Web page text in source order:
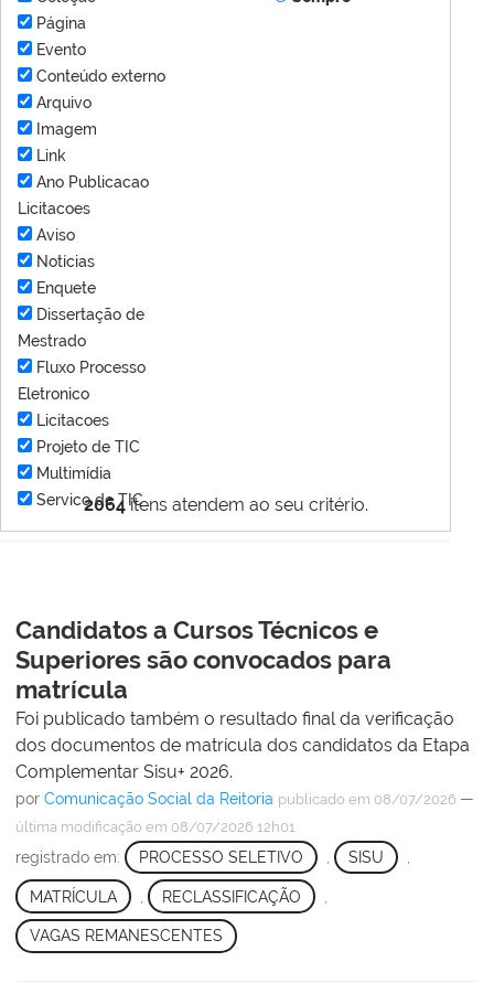
2064itens atendem ao seu critério.
Página
Evento
Conteúdo externo
Arquivo
Imagem
Link
Ano Publicacao
Licitacoes
Aviso
Notícias
Enquete
Dissertação de
Mestrado
Fluxo Processo
Eletronico
Licitacoes
Projeto de TIC
Multimídia
Servico de TIC
Candidatos a Cursos Técnicos e
Superiores são convocados para
matrícula
Foi publicado também o resultado final da verificação
dos documentos de matrícula dos candidatos da Etapa
Complementar Sisu+ 2026.
por Comunicação Social da Reitoria publicado em 08/07/2026 —
última modificação em 08/07/2026 12h01
registrado em: PROCESSO SELETIVO SISU
MATRÍCULA RECLASSIFICAÇÃO
VAGAS REMANESCENTES